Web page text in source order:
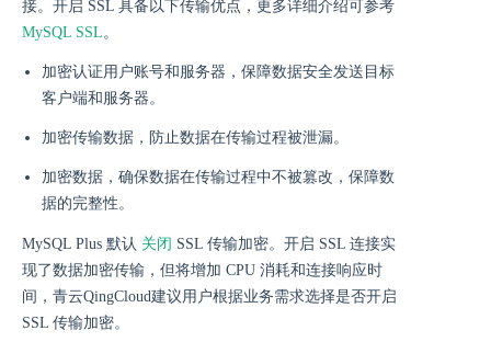
接。开启 SSL 具备以下传输优点，更多详细介绍可参考
MySQL SSL。
加密认证用户账号和服务器，保障数据安全发送目标
客户端和服务器。
加密传输数据，防止数据在传输过程被泄漏。
加密数据，确保数据在传输过程中不被篡改，保障数
据的完整性。
MySQL Plus 默认 关闭 SSL 传输加密。开启 SSL 连接实
现了数据加密传输，但将增加 CPU 消耗和连接响应时
间，青云QingCloud建议用户根据业务需求选择是否开启
SSL 传输加密。